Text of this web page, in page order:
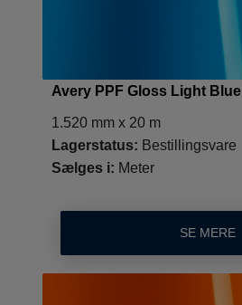
Avery PPF Gloss Light Blue
1.520 mm x 20 m
Lagerstatus: Bestillingsvare
Sælges i: Meter
SE MERE